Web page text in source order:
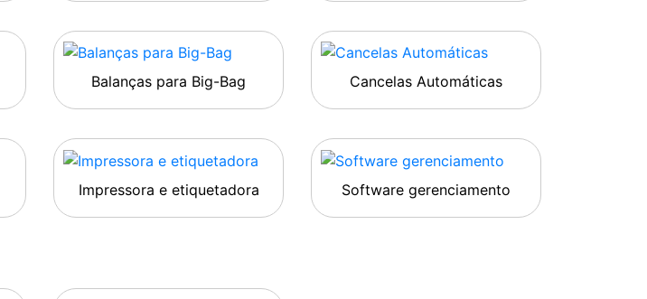
Balanças para Big-Bag Cancelas Automáticas
Impressora e etiquetadora Software gerenciamento